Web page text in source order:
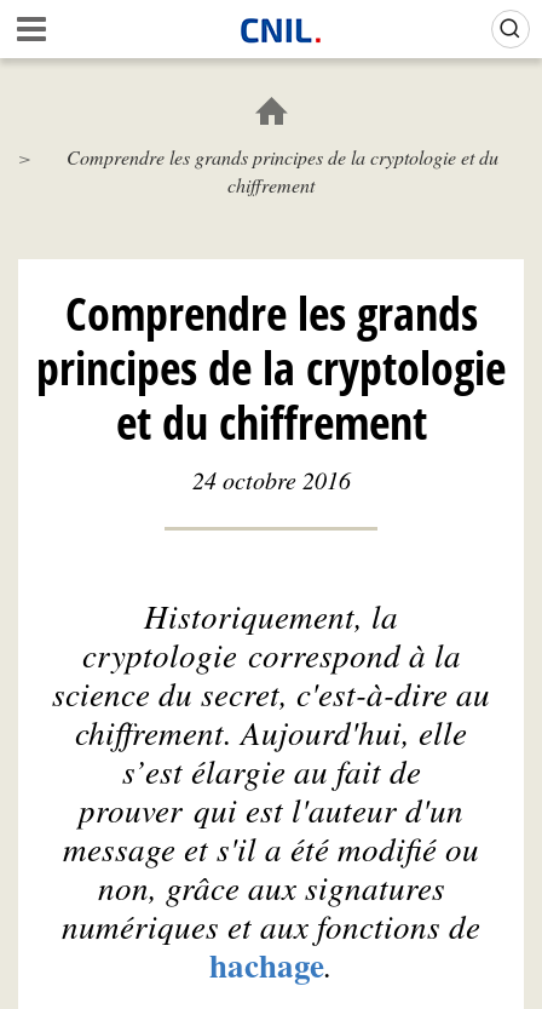
Aller
au
contenu
c
i
N
L
Comprendre les grands principes de la cryptologie et du
chiffrement
Comprendre les grands
principes de la cryptologie
et du chiffrement
24 octobre 2016
Historiquement, la
cryptologie correspond à la
science du secret, c'est-à-dire au
chiffrement. Aujourd'hui, elle
s’est élargie au fait de
prouver qui est l'auteur d'un
message et s'il a été modifié ou
non, grâce aux signatures
numériques et aux fonctions de
hachage.
Gestion de vos préférences sur les cookies (témoins de connexion)